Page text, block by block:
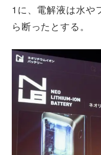
1に、電解液は水や
ら断ったとする。